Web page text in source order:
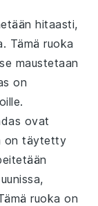
hitaasti,
Tämä ruoka
maustetaan
on
ovat
on täytetty
ruoka on